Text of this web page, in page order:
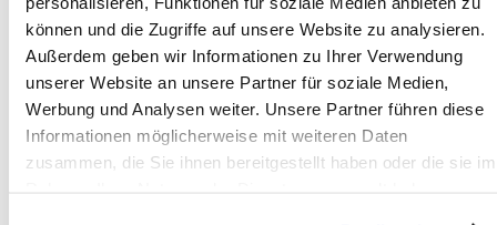
können und die Zugriffe auf unsere Website zu analysieren.
Außerdem geben wir Informationen zu Ihrer Verwendung
unserer Website an unsere Partner für soziale Medien,
Werbung und Analysen weiter. Unsere Partner führen diese
Informationen möglicherweise mit weiteren Daten
zusammen, die Sie ihnen bereitgestellt haben oder die sie im
Versand oder
Abholung ab
Dienstag,
16.00
Mittwoch,
16.00
Donnerstag,
16.00 Uhr
Freitag,
16.00 Uhr
Montag,
16.00
Zahlungsarten